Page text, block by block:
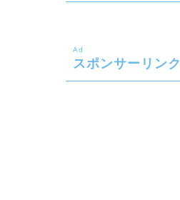
Ad
スポンサーリンク